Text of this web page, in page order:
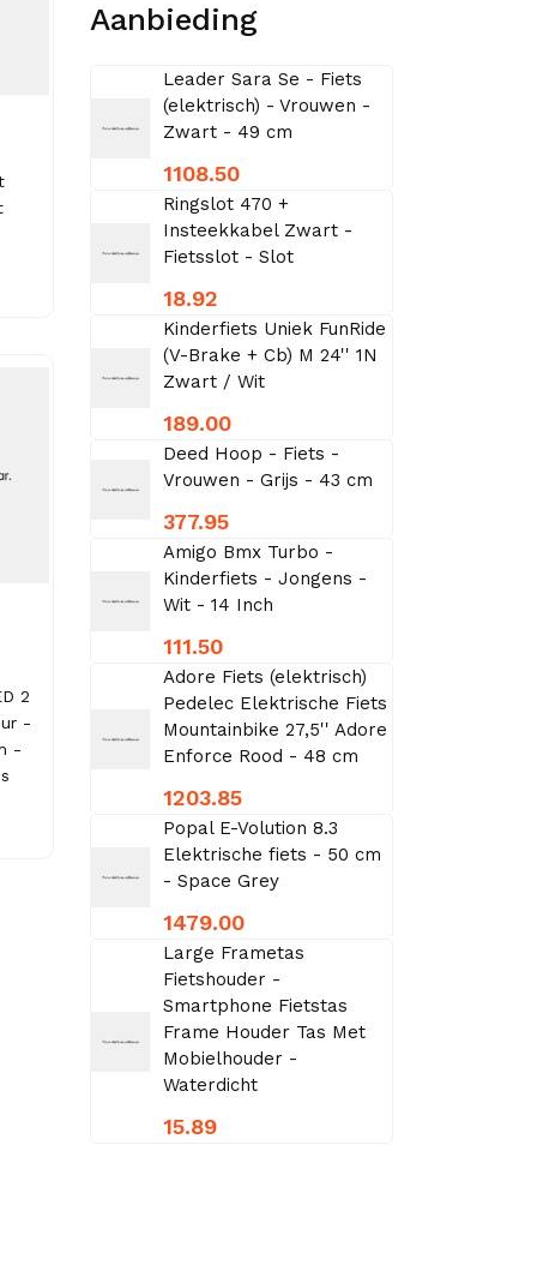
2
-
-
Aanbieding
Leader Sara Se - Fiets
(elektrisch) - Vrouwen -
Zwart - 49 cm
1108.50
Ringslot 470 +
Insteekkabel Zwart -
Fietsslot - Slot
18.92
Kinderfiets Uniek FunRide
(V-Brake + Cb) M 24'' 1N
Zwart / Wit
189.00
Deed Hoop - Fiets -
Vrouwen - Grijs - 43 cm
377.95
Amigo Bmx Turbo -
Kinderfiets - Jongens -
Wit - 14 Inch
111.50
Adore Fiets (elektrisch)
Pedelec Elektrische Fiets
Mountainbike 27,5'' Adore
Enforce Rood - 48 cm
1203.85
Popal E-Volution 8.3
Elektrische fiets - 50 cm
- Space Grey
1479.00
Large Frametas
Fietshouder -
Smartphone Fietstas
Frame Houder Tas Met
Mobielhouder -
Waterdicht
15.89